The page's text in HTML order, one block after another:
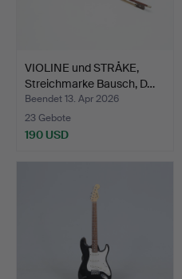
VIOLINE und STRÅKE,
Streichmarke Bausch, D…
Beendet 13. Apr 2026
23 Gebote
190 USD